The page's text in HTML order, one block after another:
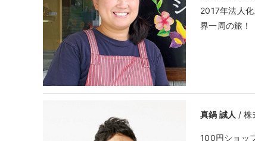
2017年法人
界一周の旅！
真鍋 誠人 / 株
100円ショッ